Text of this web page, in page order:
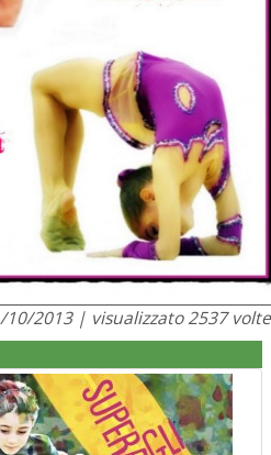
2013 | visualizzato 2537 volte